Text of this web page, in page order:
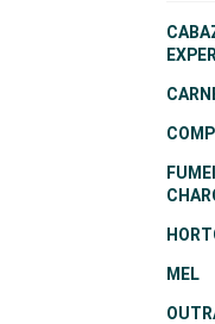
MEL